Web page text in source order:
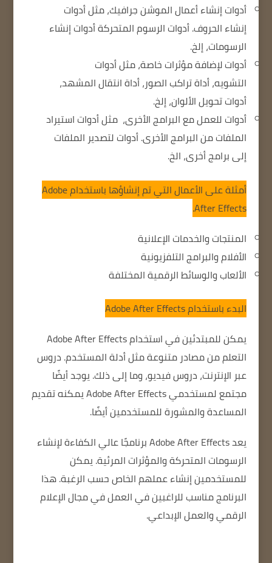
أدوات إنشاء أعمال الموشن جرافيك، مثل أدوات
إنشاء الحروف.أدوات الرسوم المتحركةأدوات إنشاء
الرسومات، إلخ.
أدوات لإضافة مؤثرات خاصة،مثل أدوات
التشويه،أداة تراكب الصور،أداة انتقال المشهد،
أدوات تحويل الألوان، إلخ.
أدوات للعمل مع البرامج الأخرى، مثل أدوات استيراد
الملفات من البرامج الأخرى.أدوات لتصدير الملفات
إلى برامج أخرى، الخ.
أمثلة على الأعمال التي تم إنشاؤها باستخدام Adobe
After Effects.
المنتجات والخدمات الإعلانية
الأفلام والبرامج التلفزيونية
الألعاب والوسائط الرقمية المختلفة
البدء باستخدام Adobe After Effects
يمكن للمبتدئين في استخدام Adobe After Effects
التعلم من مصادر متنوعة مثل أدلة المستخدم. دروس
عبر الإنترنت، دروس فيديو، وما إلى ذلك. يوجد أيضًا
مجتمع لمستخدمي Adobe After Effects يمكنه تقديم
المساعدة والمشورة للمستخدمين أيضًا.
يعد Adobe After Effects برنامجًا عالي الكفاءة لإنشاء
الرسومات المتحركة والمؤثرات المرئية. يمكن
للمستخدمين إنشاء عملهم الخاص حسب الرغبة.هذا
البرنامج مناسب للراغبين في العمل في مجال الإعلام
الرقمي والعمل الإبداعي.